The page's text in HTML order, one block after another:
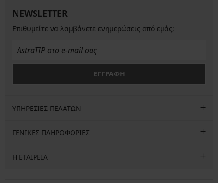
NEWSLETTER
Επιθυμείτε να λαμβάνετε ενημερώσεις από εμάς;
ΕΓΓΡΑΦΗ
ΥΠΗΡΕΣΙΕΣ ΠΕΛΑΤΩΝ
ΓΕΝΙΚΕΣ ΠΛΗΡΟΦΟΡΙΕΣ
Η ΕΤΑΙΡΕΙΑ